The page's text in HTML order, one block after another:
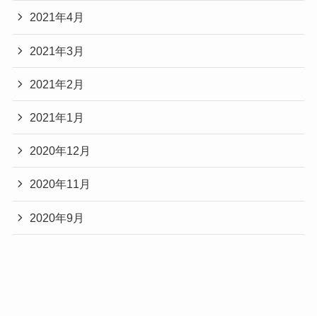
2021年4月
2021年3月
2021年2月
2021年1月
2020年12月
2020年11月
2020年9月